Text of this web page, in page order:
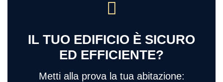
IL TUO EDIFICIO È SICURO
ED EFFICIENTE?
Metti alla prova la tua abitazione: